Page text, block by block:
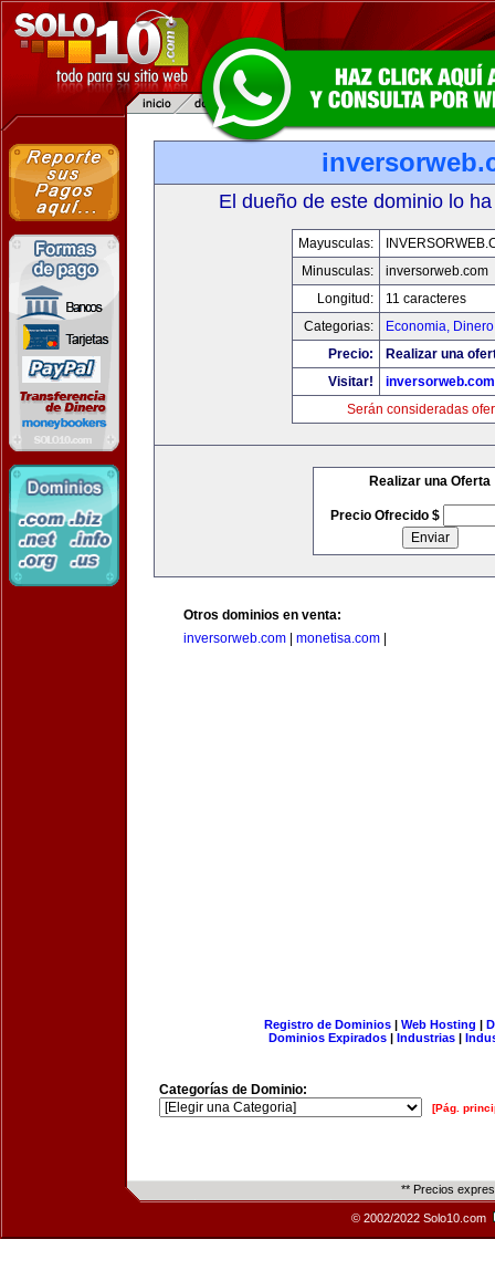
El dueño de este dominio lo
Mayusculas:
Minusculas:
inversorweb.com
Longitud:
11 caracteres
Categorias:
Economia,
Precio:
Realizar una
Visitar!
inversorweb.com
Serán consideradas
Realizar una Oferta
Precio Ofrecido $
Otros dominios en venta:
inversorweb.com
monetisa.com
Registro de Dominios| Web Hosting |
Dominios Expirados | Industrias |
Categorías de Dominio:
[Pág.
** Precios
© 2002/2022 Solo10.com